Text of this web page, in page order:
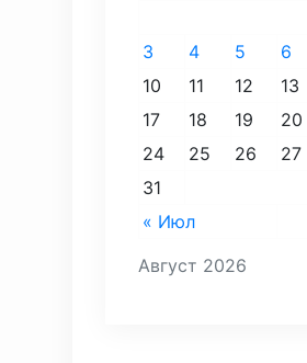
Август 2026
« Июл
3
4 5 6
10
11 12 13
17
18 19 20
24
25 26 27
31